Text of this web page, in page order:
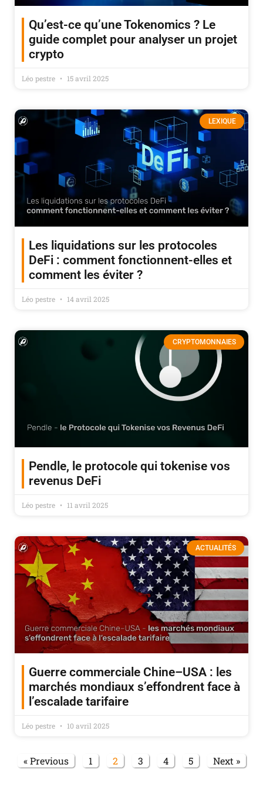
Qu’est-ce qu’une Tokenomics ? Le
guide complet pour analyser un projet
crypto
Léo pestre 15 avril 2025
LEXIQUE
Les liquidations sur les protocoles
DeFi : comment fonctionnent-elles et
comment les éviter ?
Léo pestre 14 avril 2025
CRYPTOMONNAIES
Pendle, le protocole qui tokenise vos
revenus DeFi
Léo pestre 11 avril 2025
ACTUALITÉS
Guerre commerciale Chine–USA : les
marchés mondiaux s’effondrent face à
l’escalade tarifaire
Léo pestre 10 avril 2025
« Previous 1 2 3 4 5 Next »